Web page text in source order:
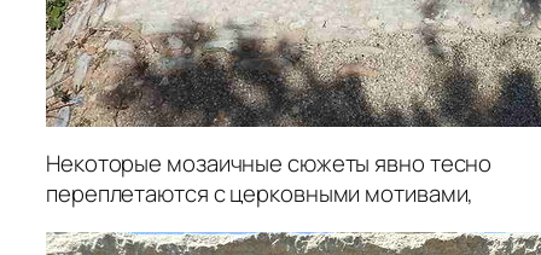
Некоторые мозаичные сюжеты явно тесно
переплетаются с церковными мотивами,